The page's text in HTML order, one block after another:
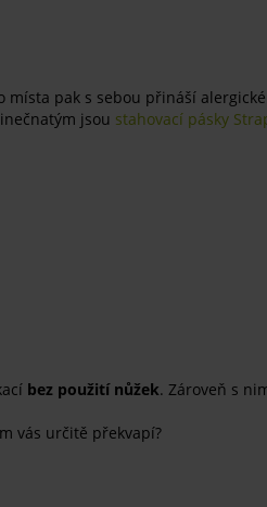
pak s sebou přináší alergické
jsou stahovací pásky
bez použití nůžek. Zároveň s
vás určitě překvapí?